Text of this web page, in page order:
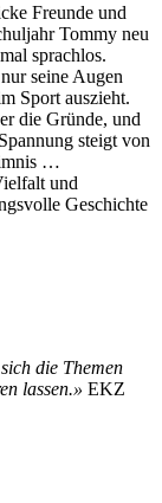
Freunde und
Tommy neu
sprachlos.
seine Augen
Sport auszieht.
die Gründe, und
steigt von
…
und
Geschichte
die Themen
lassen.» EKZ